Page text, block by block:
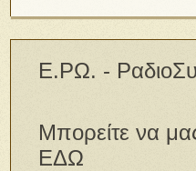
Ε.ΡΩ. -
Μπορείτε να
ΕΔΩ